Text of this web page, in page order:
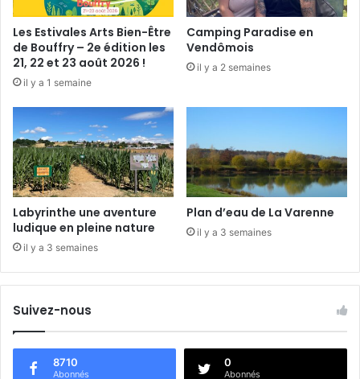
r
e
2
0
9
Les Estivales Arts Bien-Être
de Bouffry – 2e édition les
21, 22 et 23 août 2026 !
il y a 1 semaine
Camping Paradise en
Vendômois
il y a 2 semaines
Labyrinthe une aventure
ludique en pleine nature
il y a 3 semaines
Plan d’eau de La Varenne
il y a 3 semaines
Suivez-nous
8710
Abonnés
0
Abonnés